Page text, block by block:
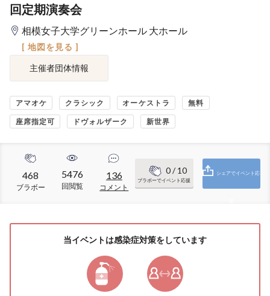
回定期演奏会
相模女子大学グリーンホール 大ホール
[ 地図を見る ]
主催者団体情報
アマオケ クラシック オーケストラ 無料
座席指定可 ドヴォルザーク 新世界
468
ブラボー
5476
回閲覧
136
コメント
0/ 10
ブラボーでイベント応援
シェアでイベント応
当イベントは感染症対策をしています